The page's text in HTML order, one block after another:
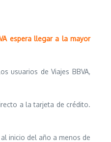
espera llegar a la mayor
usuarios de Viajes BBVA,
a la tarjeta de crédito.
inicio del año a menos de